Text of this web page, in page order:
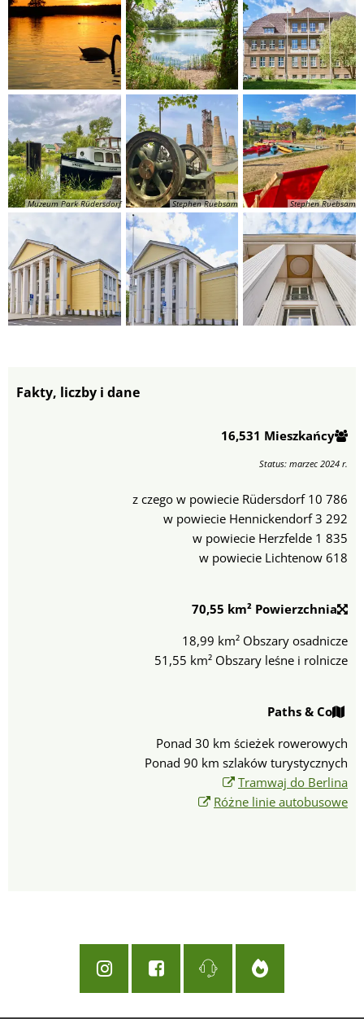
Muzeum Park Rüdersdorf Stephen Ruebsam Stephen Ruebsam
Fakty, liczby i dane
16,531 Mieszkańcy
Status: marzec 2024 r.
z czego w powiecie Rüdersdorf 10 786
w powiecie Hennickendorf 3 292
w powiecie Herzfelde 1 835
w powiecie Lichtenow 618
70,55 km² Powierzchnia
18,99 km² Obszary osadnicze
51,55 km² Obszary leśne i rolnicze
Paths & Co
Ponad 30 km ścieżek rowerowych
Ponad 90 km szlaków turystycznych
Tramwaj do Berlina
Różne linie autobusowe